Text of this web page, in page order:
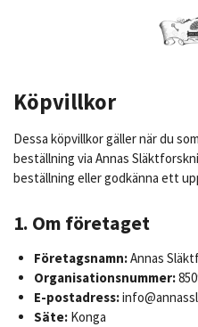
Köpvillkor
Dessa köpvillkor gäller när du
beställning via Annas
beställning eller godkänna ett
1. Om företaget
Företagsnamn:Annas
Organisationsnummer:
E-postadress:
Säte:Konga